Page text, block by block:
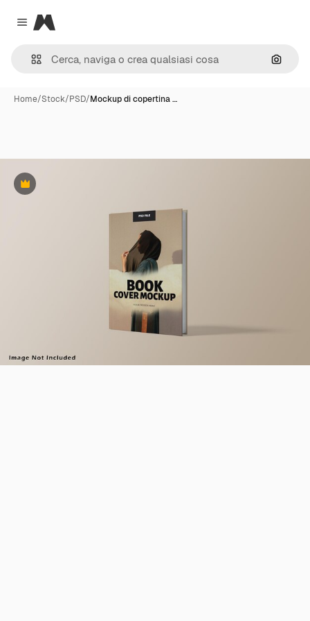
Close menu
Magnific
Cerca
Home/Stock/PSD/Mockup di copertina …
Premium